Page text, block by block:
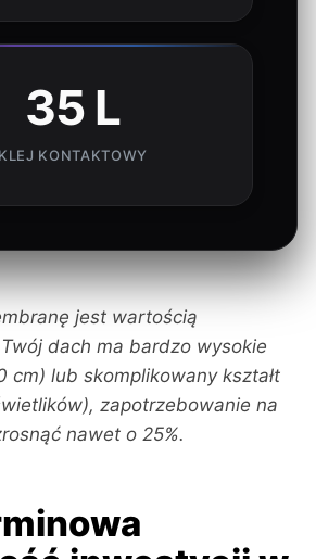
35 L
KLEJ KONTAKTOWY
jest wartością
dach ma bardzo wysokie
cm) lub skomplikowany kształt
zapotrzebowanie na
nawet o 25%.